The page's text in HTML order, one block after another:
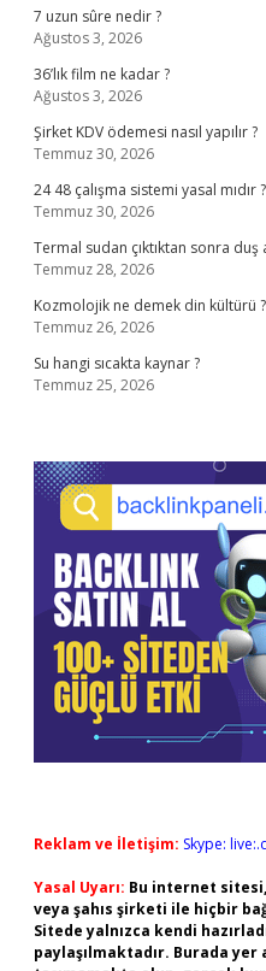
7 uzun sûre nedir ?
Ağustos 3, 2026
36’lık film ne kadar ?
Ağustos 3, 2026
Şirket KDV ödemesi nasıl yapılır ?
Temmuz 30, 2026
24 48 çalışma sistemi yasal mıdır ?
Temmuz 30, 2026
Termal sudan çıktıktan sonra duş
Temmuz 28, 2026
Kozmolojik ne demek din kültürü ?
Temmuz 26, 2026
Su hangi sıcakta kaynar ?
Temmuz 25, 2026
Reklam ve İletişim: Skype:
Yasal Uyarı: Bu internet
veya şahıs şirketi ile hiçbir
Sitede yalnızca kendi
paylaşılmaktadır. Burada